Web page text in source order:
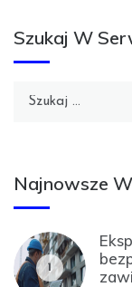
Szukaj W
Najnowsze
1